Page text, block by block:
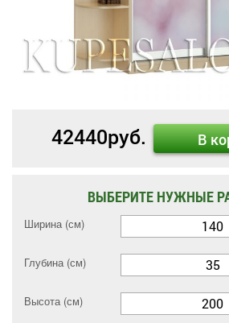
42440руб. В
ВЫБЕРИТЕ НУЖНЫЕ
Ширина (см) 140
Глубина (см) 35
Высота (см) 200